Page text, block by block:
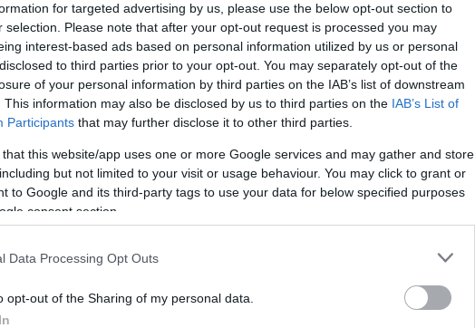
for targeted advertising by us, please use the below opt-out section to
selection. Please note that after your opt-out request is processed you may
interest-based ads based on personal information utilized by us or personal
to third parties prior to your opt-out. You may separately opt-out of the
of your personal information by third parties on the IAB’s list of downstream
This information may also be disclosed by us to third parties on the IAB’s List of
Participants that may further disclose it to other third parties.
that this website/app uses one or more Google services and may gather and store
but not limited to your visit or usage behaviour. You may click to grant or
to Google and its third-party tags to use your data for below specified purposes
consent section.
Data Processing Opt Outs
opt-out of the Sharing of my personal data.
di Budapest
ogni giorno, e alla fine del 2024, i voli
di Budapest ha vinto due volte il premio come
che supporta il suo ruolo di hub
sforzi di sostenibilità sono tra i migliori al mondo.